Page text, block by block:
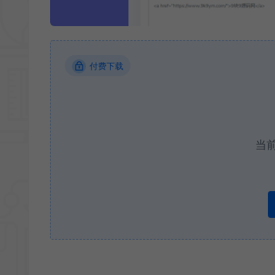
付费下载
当